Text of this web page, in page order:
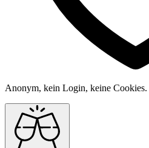
Anonym, kein Login, keine Cookies.